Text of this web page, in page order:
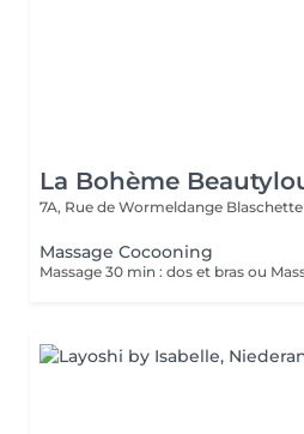
La Bohème
7A, Rue de Wormeldange
Massage Cocooning